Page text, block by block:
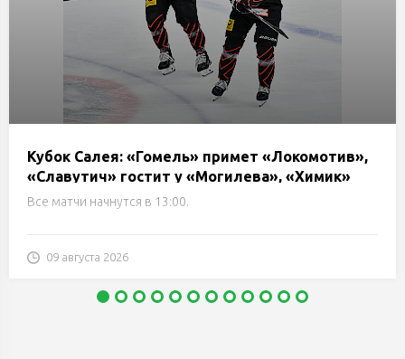
Кубок Салея: «Гомель» примет «Локомотив»,
«Славутич» гостит у «Могилева», «Химик»
сразится с «Металлургом». Трансляции и
Все матчи начнутся в 13:00.
09 августа 2026